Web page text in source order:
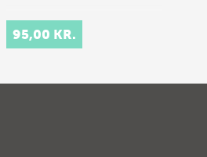
95,00 KR.